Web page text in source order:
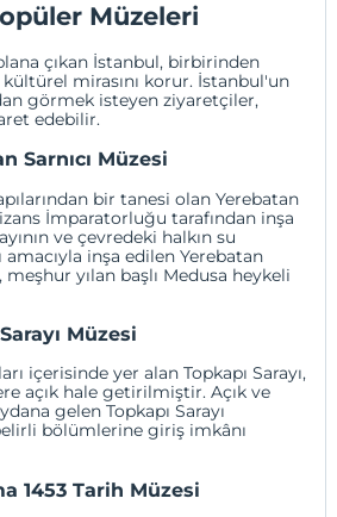
Müzeleri
çıkan İstanbul, birbirinden
mirasını korur. İstanbul'un
görmek isteyen ziyaretçiler,
edebilir.
Sarnıcı Müzesi
bir tanesi olan Yerebatan
İmparatorluğu tarafından inşa
ve çevredeki halkın su
amacıyla inşa edilen Yerebatan
meşhur yılan başlı Medusa heykeli
Müzesi
içerisinde yer alan Topkapı Sarayı,
açık hale getirilmiştir. Açık ve
gelen Topkapı Sarayı
bölümlerine giriş imkânı
1453 Tarih Müzesi